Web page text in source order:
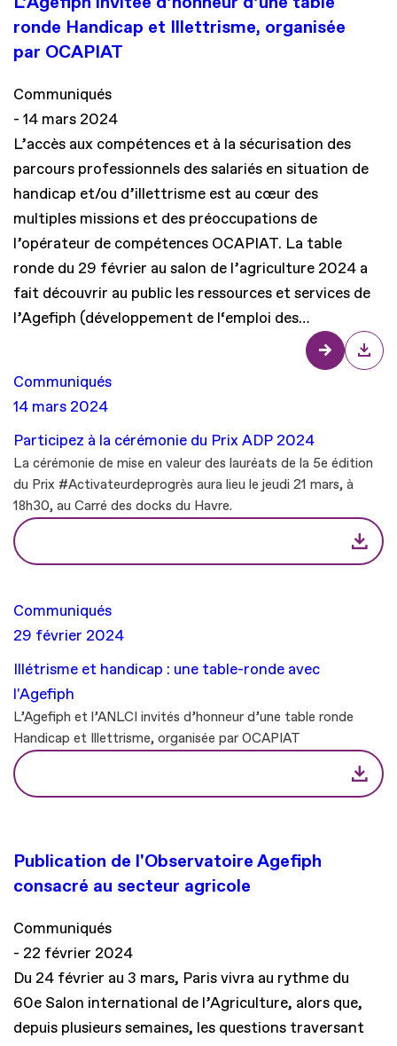
ronde Handicap et Illettrisme, organisée
par OCAPIAT
Communiqués
14 mars 2024
L’accès aux compétences et à la sécurisation des
parcours professionnels des salariés en situation de
handicap et/ou d’illettrisme est au cœur des
multiples missions et des préoccupations de
l’opérateur de compétences OCAPIAT. La table
ronde du 29 février au salon de l’agriculture 2024 a
fait découvrir au public les ressources et services de
l’Agefiph (développement de l‘emploi des…
Communiqués
14 mars 2024
Participez à la cérémonie du Prix ADP 2024
La cérémonie de mise en valeur des lauréats de la 5e édition
du Prix #Activateurdeprogrès aura lieu le jeudi 21 mars, à
18h30, au Carré des docks du Havre.
Communiqués
29 février 2024
Illétrisme et handicap : une table-ronde avec
l'Agefiph
L’Agefiph et l’ANLCI invités d’honneur d’une table ronde
Handicap et Illettrisme, organisée par OCAPIAT
Publication de l'Observatoire Agefiph
consacré au secteur agricole
Communiqués
22 février 2024
Du 24 février au 3 mars, Paris vivra au rythme du
60e Salon international de l’Agriculture, alors que,
depuis plusieurs semaines, les questions traversant